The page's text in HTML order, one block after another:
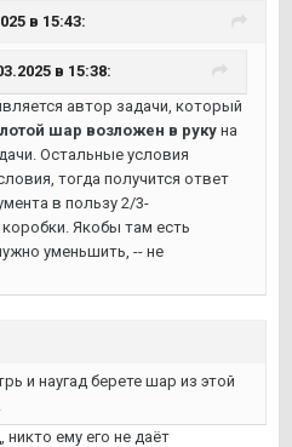
в 15:43:
в 15:38:
автор задачи, который
шар возложен в руку на
Остальные условия
тогда получится ответ
в пользу 2/3-
Якобы там есть
уменьшить, -- не
и наугад берете шар из этой
ему его не даёт